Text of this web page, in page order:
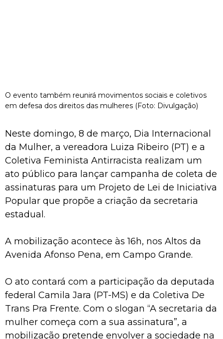
O evento também reunirá movimentos sociais e coletivos
em defesa dos direitos das mulheres (Foto: Divulgação)
Neste domingo, 8 de março, Dia Internacional
da Mulher, a vereadora Luiza Ribeiro (PT) e a
Coletiva Feminista Antirracista realizam um
ato público para lançar campanha de coleta de
assinaturas para um Projeto de Lei de Iniciativa
Popular que propõe a criação da secretaria
estadual.
A mobilização acontece às 16h, nos Altos da
Avenida Afonso Pena, em Campo Grande.
O ato contará com a participação da deputada
federal Camila Jara (PT-MS) e da Coletiva De
Trans Pra Frente. Com o slogan “A secretaria da
mulher começa com a sua assinatura”, a
mobilização pretende envolver a sociedade na